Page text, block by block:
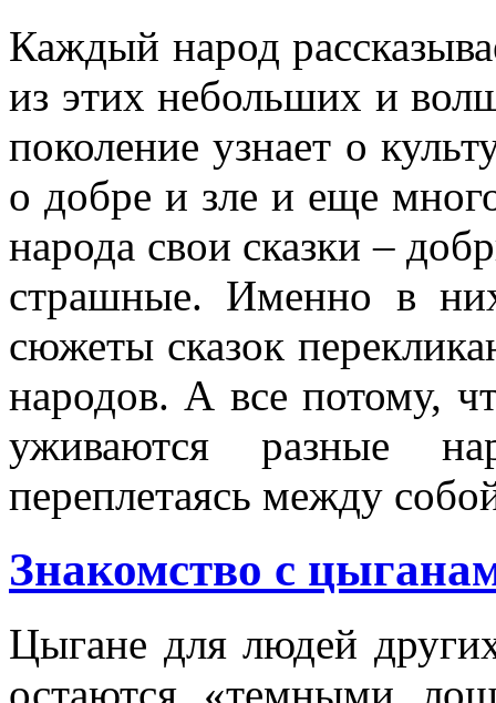
Каждый народ
из этих небольших и
поколение узнает о
о добре и зле и еще
народа свои сказки –
страшные. Именно в
сюжеты сказок
народов. А все потому,
уживаются разные
переплетаясь между
Знакомство с
Цыгане для людей
остаются «темными